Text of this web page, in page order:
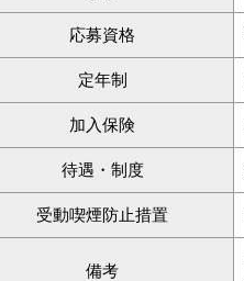
応募資格
定年制
加入保険
待遇・制度
受動喫煙防止措置
備考